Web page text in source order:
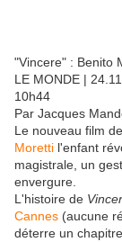
"Vincere" : Benito
LE MONDE |
10h44
Par Jacques
Le nouveau film de
Moretti l'enfant
magistrale, un
envergure.
L'histoire de
Cannes (aucune
déterre un